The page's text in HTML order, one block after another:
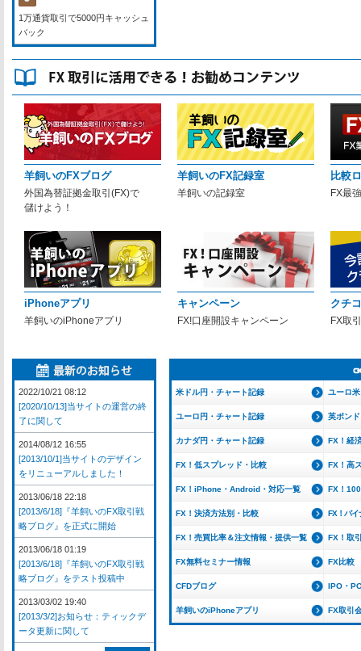
1万通貨取引で5000円キャッシュ
バック
羊飼いのFXブログ
外国為替証拠金取引(FX)で
儲けよう！
羊飼いのFX記録室
羊飼いの記録室
比較
FX最
iPhoneアプリ
羊飼いのiPhoneアプリ
キャンペーン
FX!口座開設キャンペーン
クチ
FX取
米ドル円・チャート記録 ユーロ
ユーロ円・チャート記録 英ポン
カナダ円・チャート記録 FX！経
FX！低スプレッド・比較 FX！高
FX！iPhone・Android・対応一覧 FX！
FX！決済方法別・比較 FX！バイ
FX！売買比率＆注文情報・提供一覧 FX！取
FX無料セミナー情報 FX比較
CFDブログ IPO・
羊飼いのiPhoneアプリ FX取引
2022/10/21 08:12
[2020/10/13]当サイトの運営の終
了に関して
2014/08/12 16:55
[2013/10/1]当サイトのデザイン
をリニューアルしました！
2013/06/18 22:18
[2013/6/18]『羊飼いのFX取引戦
略ブログ』を正式に開始
2013/06/18 01:19
[2013/6/18]『羊飼いのFX取引戦
略ブログ』をテスト投稿中
2013/03/02 19:40
[2013/3/2]お知らせ：ティックデ
ータ更新に関して